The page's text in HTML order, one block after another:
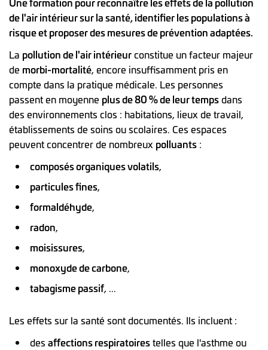
de l'air intérieur sur la santé, identifier les populations à
risque et proposer des mesures de prévention adaptées.
La pollution de l'air intérieurconstitue un facteur majeur
de morbi-mortalité, encore insuffisamment pris en
compte dans la pratique médicale. Les personnes
passent en moyenne plus de 80 % de leur tempsdans
des environnements clos : habitations, lieux de travail,
établissements de soins ou scolaires. Ces espaces
peuvent concentrer de nombreux polluants :
composés organiques volatils,
particules fines,
formaldéhyde,
radon,
moisissures,
monoxyde de carbone,
tabagisme passif, ...
Les effets sur la santé sont documentés. Ils incluent :
des affections respiratoirestelles que l'asthme ou